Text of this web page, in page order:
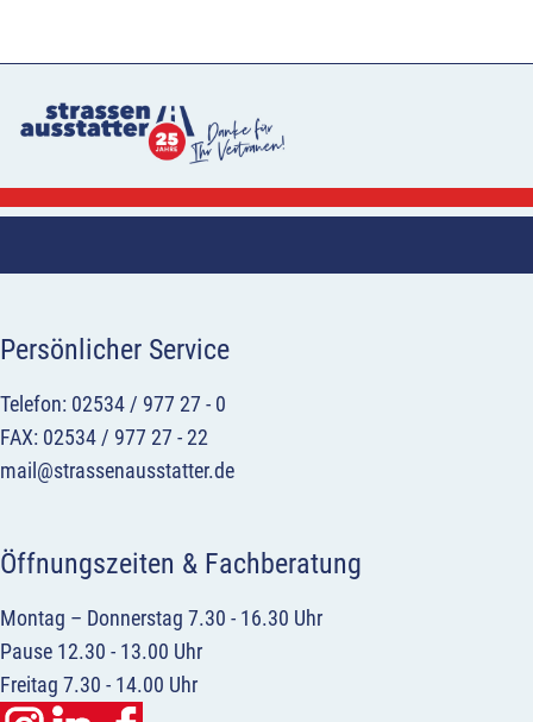
Persönlicher Service
Telefon: 02534 / 977 27 - 0
FAX: 02534 / 977 27 - 22
mail@strassenausstatter.de
Öffnungszeiten & Fachberatung
Montag – Donnerstag 7.30 - 16.30 Uhr
Pause 12.30 - 13.00 Uhr
Freitag 7.30 - 14.00 Uhr